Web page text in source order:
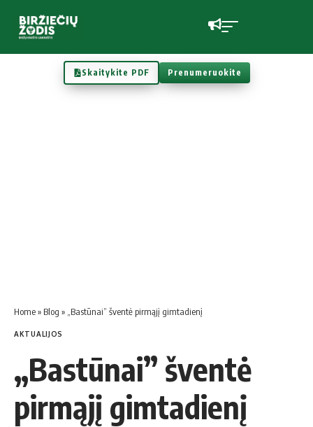
Skaitykite PDF Prenumeruokite
Home» Blog » „Bastūnai” šventė pirmąjį gimtadienį
AKTUALIJOS
„Bastūnai” šventė
pirmąjį gimtadienį